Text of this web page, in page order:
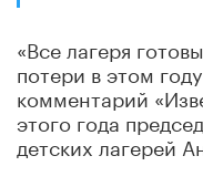
«Все лагеря
потери в этом
комментарий
этого года
детских лагерей